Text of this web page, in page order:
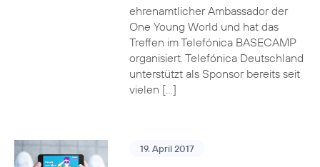
ehrenamtlicher Ambassador der
One Young World und hat das
Treffen im Telefónica BASECAMP
organisiert. Telefónica Deutschland
unterstützt als Sponsor bereits seit
vielen […]
19. April 2017